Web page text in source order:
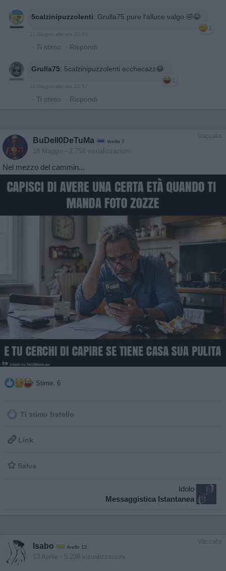
5calzinipuzzolenti: Grulla75 pure l'alluce valgo 🤣😂
1
11 Giugno alle ore 22:55
· Ti stimo · Rispondi
Grulla75: 5calzinipuzzolenti ecchecazz😂
1
11 Giugno alle ore 22:57
· Ti stimo · Rispondi
Vaccata
BuDell0DeTuMa livello 7
18 Maggio - 2.754 visualizzazioni
Nel mezzo del cammin...
Stime: 6
Ti stimo fratello
 Link
 Salva
Idolo
Messaggistica Istantanea
Vaccata
Isabo livello 12
13 Aprile - 5.238 visualizzazioni